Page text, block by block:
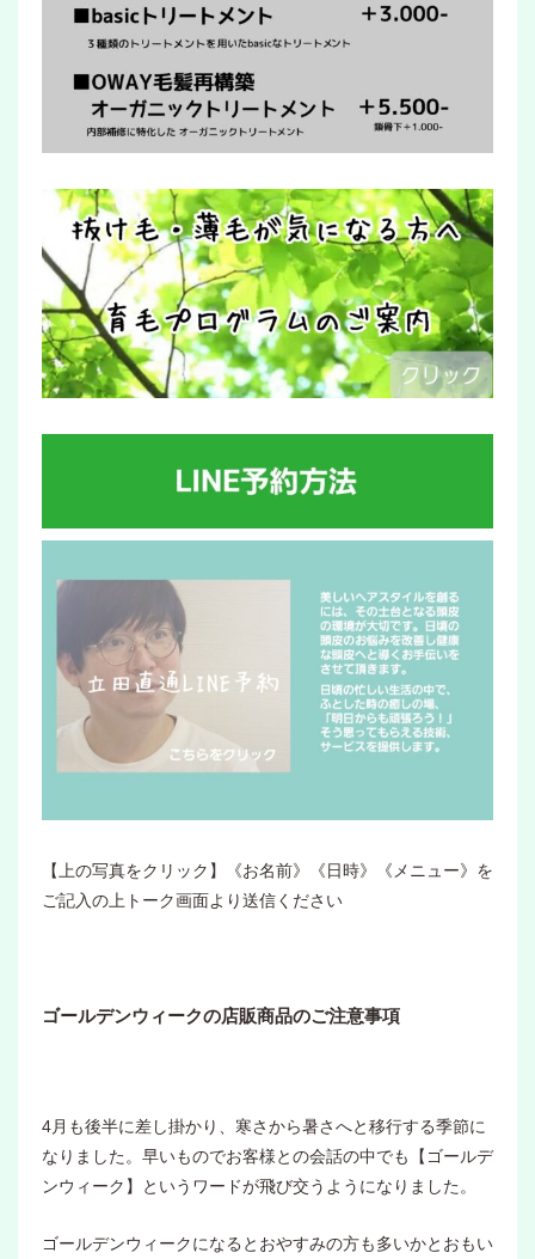
【上の写真をクリック】《お名前》《日時》《メニュー》を
ご記入の上トーク画面より送信ください
ゴールデンウィークの店販商品のご注意事項
4月も後半に差し掛かり、寒さから暑さへと移行する季節に
なりました。早いものでお客様との会話の中でも【ゴールデ
ンウィーク】というワードが飛び交うようになりました。
ゴールデンウィークになるとおやすみの方も多いかとおもい